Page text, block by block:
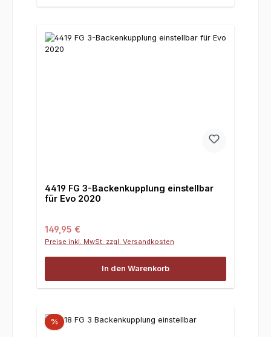
4419 FG 3-Backenkupplung einstellbar
für Evo 2020
Regulärer Preis:
149,95 €
Preise inkl. MwSt. zzgl. Versandkosten
In den Warenkorb
%